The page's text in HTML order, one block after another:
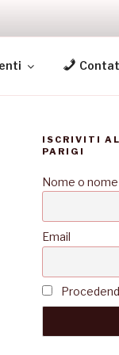
ISCRIVITI
PARIGI
Nome o
Email